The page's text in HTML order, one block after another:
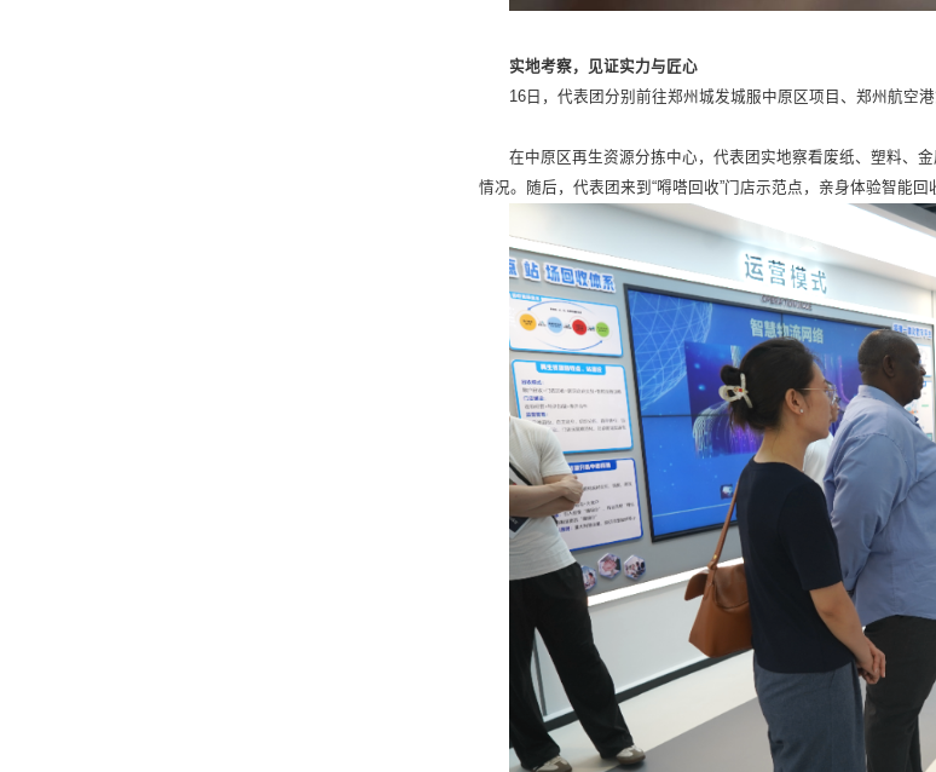
实地考察，见证实力与匠心
16日，代表团分别前往郑州城发城服中原区项目、郑州航空
在中原区再生资源分拣中心，代表团实地察看废纸、塑料、
情况。随后，代表团来到“嘚嗒回收”门店示范点，亲身体验智能回